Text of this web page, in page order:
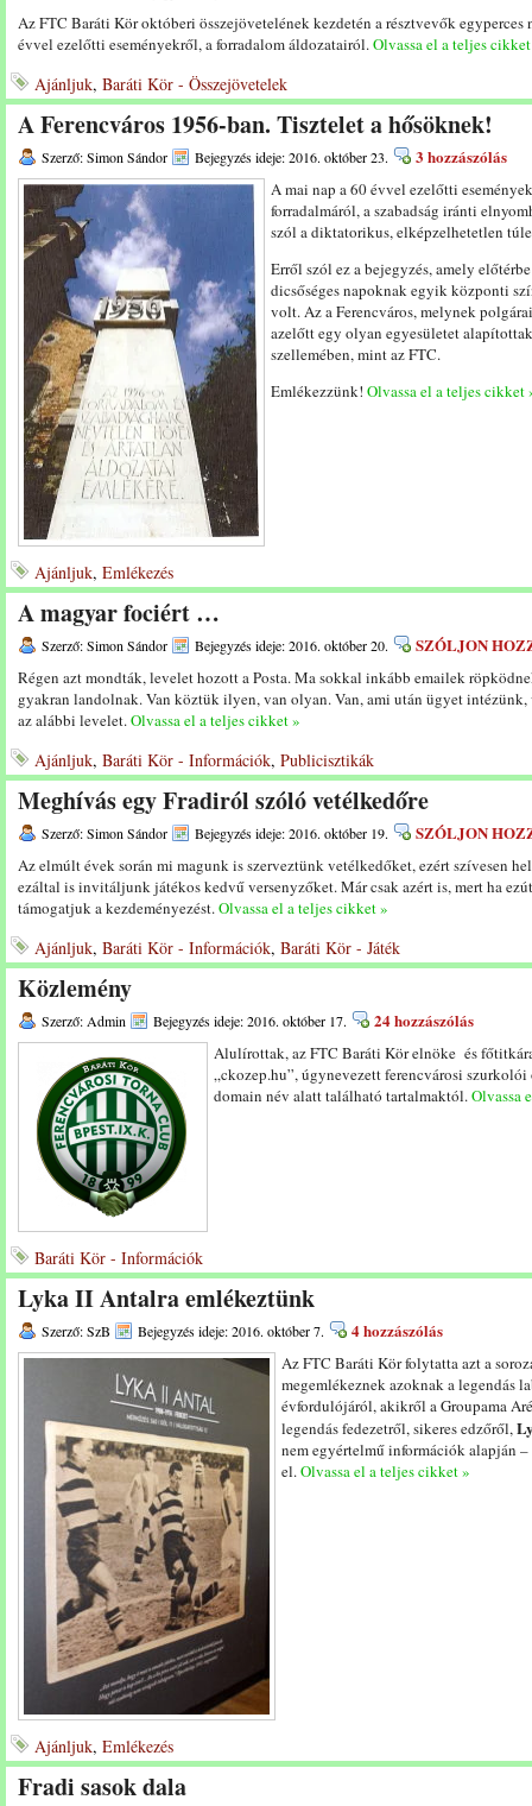
Az FTC Baráti Kör októberi összejövetelének kezdetén a résztvevők egyperces
évvel ezelőtti eseményekről, a forradalom áldozatairól.Olvassa el a teljes
Ajánljuk, Baráti Kör - Összejövetelek
A Ferencváros 1956-ban. Tisztelet a hősöknek!
Szerző: Simon Sándor Bejegyzés ideje: 2016. október 23. 3 hozzászólás
A mai nap a 60 évvel ezelőtti
forradalmáról, a szabadság iránti
szól a diktatorikus, elképzelhetetlen
Erről szól ez a bejegyzés, amely
dicsőséges napoknak egyik központi
volt. Az a Ferencváros, melynek
azelőtt egy olyan egyesületet
szellemében, mint az FTC.
Emlékezzünk! Olvassa el a teljes cikket
Ajánljuk, Emlékezés
A magyar fociért …
Szerző: Simon Sándor Bejegyzés ideje: 2016. október 20. SZÓLJON
Régen azt mondták, levelet hozott a Posta. Ma sokkal inkább emailek
gyakran landolnak. Van köztük ilyen, van olyan. Van, ami után ügyet
az alábbi levelet.Olvassa el a teljes cikket »
Ajánljuk, Baráti Kör - Információk, Publicisztikák
Meghívás egy Fradiról szóló vetélkedőre
Szerző: Simon Sándor Bejegyzés ideje: 2016. október 19. SZÓLJON
Az elmúlt évek során mi magunk is szerveztünk vetélkedőket, ezért szívesen
ezáltal is invitáljunk játékos kedvű versenyzőket. Már csak azért is, mert ha
támogatjuk a kezdeményezést.Olvassa el a teljes cikket »
Ajánljuk, Baráti Kör - Információk, Baráti Kör - Játék
Közlemény
Szerző: Admin Bejegyzés ideje: 2016. október 17. 24 hozzászólás
Alulírottak, az FTC Baráti Kör elnöke és
„ckozep.hu”, úgynevezett ferencvárosi
domain név alatt található tartalmaktól.Olvassa
Baráti Kör - Információk
Lyka II Antalra emlékeztünk
Szerző: SzB Bejegyzés ideje: 2016. október 7. 4 hozzászólás
Az FTC Baráti Kör folytatta azt a
megemlékeznek azoknak a legendás
évfordulójáról, akikről a Groupama
legendás fedezetről, sikeres edzőről,
nem egyértelmű információk alapján
el.Olvassa el a teljes cikket »
Ajánljuk, Emlékezés
Fradi sasok dala